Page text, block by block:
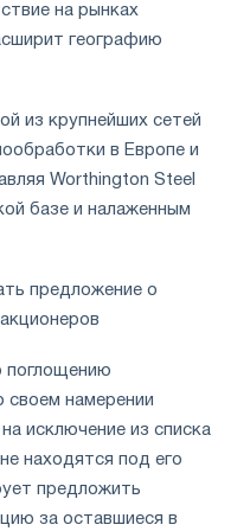
на рынках
географию
из крупнейших сетей
в Европе и
Worthington Steel
базе и налаженным
предложение о
поглощению
своем намерении
исключение из списка
находятся под его
предложить
за оставшиеся в